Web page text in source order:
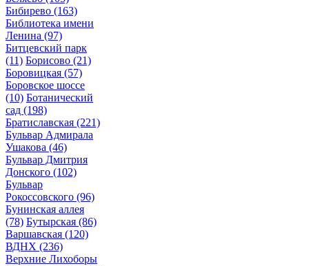
Бибирево (163)
Библиотека имени
Ленина (97)
Битцевский парк
(11) Борисово (21)
Боровицкая (57)
Боровское шоссе
(10) Ботанический
сад (198)
Братиславская (221)
Бульвар Адмирала
Ушакова (46)
Бульвар Дмитрия
Донского (102)
Бульвар
Рокоссовского (96)
Бунинская аллея
(78) Бутырская (86)
Варшавская (120)
ВДНХ (236)
Верхние Лихоборы